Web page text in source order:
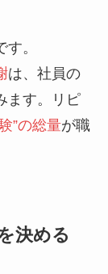
。
は、社員の
ます。リピ
”の総量が職
決める